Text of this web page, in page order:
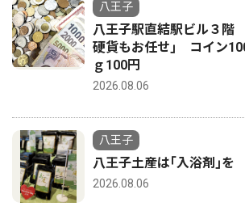
八王子
八王子駅直結駅ビル３階
硬貨もお任せ｣ コイン
ｇ100円
2026.08.06
八王子
八王子土産は｢入浴剤｣を
2026.08.06